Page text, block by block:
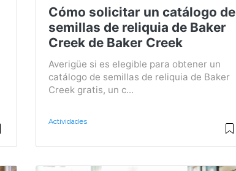
Cómo solicitar un catálogo de
semillas de reliquia de Baker
Creek de Baker Creek
Averigüe si es elegible para obtener un
catálogo de semillas de reliquia de Baker
Creek gratis, un c...
Actividades